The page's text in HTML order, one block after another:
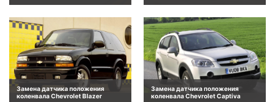
Замена датчика положения
коленвала Chevrolet Blazer
Замена датчика положения
коленвала Chevrolet Captiva